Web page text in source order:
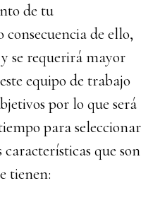
de tu
de ello,
se requerirá mayor
equipo de trabajo
por lo que será
para seleccionar
que son
tienen: